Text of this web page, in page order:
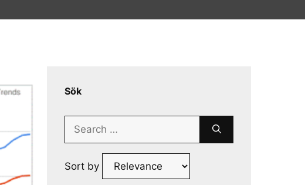
Sök
Search
Sort by